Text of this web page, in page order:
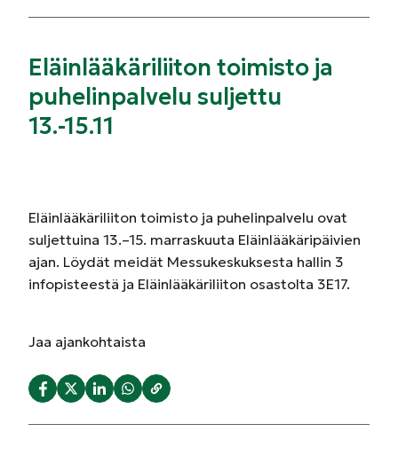
Eläinlääkäriliiton toimisto ja
puhelinpalvelu suljettu
13.-15.11
Eläinlääkäriliiton toimisto ja puhelinpalvelu ovat
suljettuina 13.–15. marraskuuta Eläinlääkäripäivien
ajan. Löydät meidät Messukeskuksesta hallin 3
infopisteestä ja Eläinlääkäriliiton osastolta 3E17.
Jaa ajankohtaista